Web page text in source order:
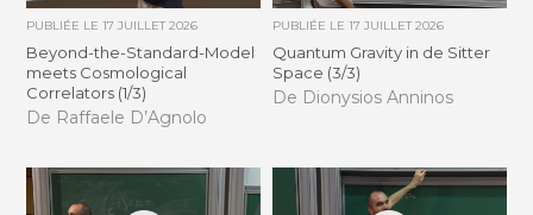
PUBLIÉE LE17 JUILLET 2026
Beyond-the-Standard-Model
meets Cosmological
Correlators (1/3)
De Raffaele D’Agnolo
PUBLIÉE LE 17 JUILLET 2026
Quantum Gravity in de Sitter
Space (3/3)
De Dionysios Anninos